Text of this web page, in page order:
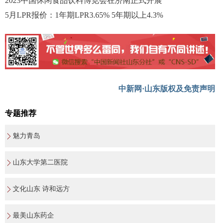
5月LPR报价：1年期LPR3.65% 5年期以上4.3%
中新网·山东版权及免责声明
专题推荐
魅力青岛
山东大学第二医院
文化山东 诗和远方
最美山东药企